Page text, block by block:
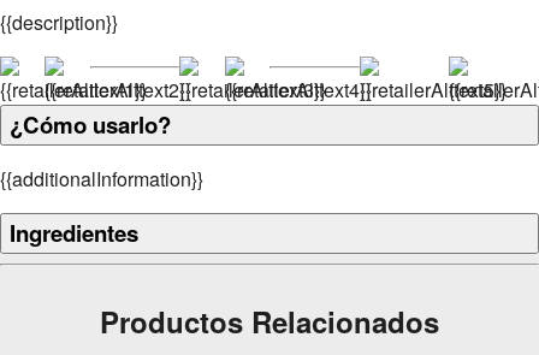
{{description}}
¿Cómo usarlo?
{{additionalInformation}}
Ingredientes
Productos Relacionados